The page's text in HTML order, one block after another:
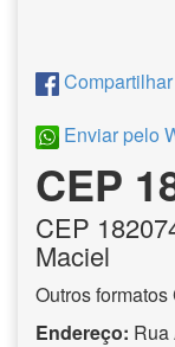
Enviar pelo
CEP
CEP
Maciel
Outros
Endereço: Rua